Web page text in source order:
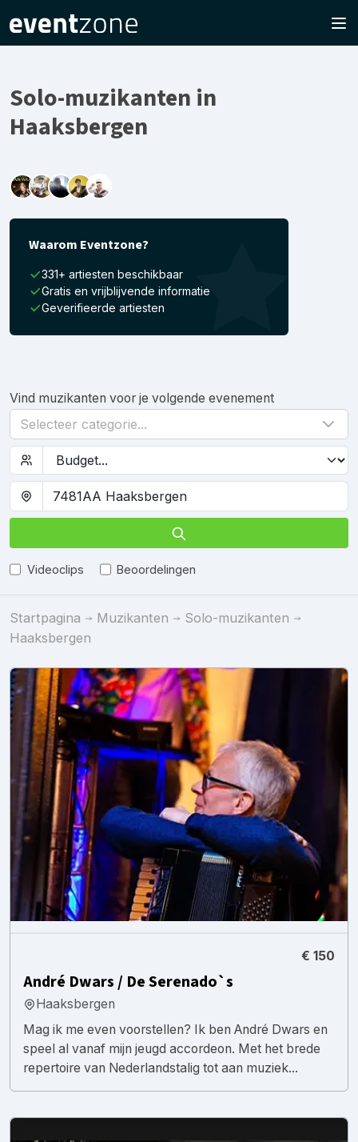
Solo-muzikanten in
Haaksbergen
Waarom Eventzone?
331+ artiesten beschikbaar
Gratis en vrijblijvende informatie
Geverifieerde artiesten
Vind muzikanten voor je volgende evenement
Selecteer categorie...
Videoclips Beoordelingen
Startpagina Muzikanten
Solo-muzikanten
Haaksbergen
€ 150
André Dwars / De Serenado`s
Haaksbergen
Mag ik me even voorstellen? Ik ben André Dwars en
speel al vanaf mijn jeugd accordeon. Met het brede
repertoire van Nederlandstalig tot aan muziek...